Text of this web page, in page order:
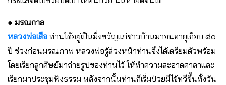
● มรณกาล
หลวงพ่อเสือ ท่านได้อยู่เป็นมิ่งขวัญแก่ชาวบ้านมาจนอายุเกือบ ๘๐
ปี ช่วงก่อนมรณภาพ หลวงพ่อรู้ล่วงหน้าท่านจึงได้เตรียมตัวพร้อม
โดยเรียกลูกศิษย์มาถ่ายรูปของท่านไว้ ให้ทำความสะอาดศาลาและ
เรียกมาประชุมฟังธรรม หลังจากนั้นท่านก็เริ่มป่วยมีไข้ทวีขึ้นทั้งวัน